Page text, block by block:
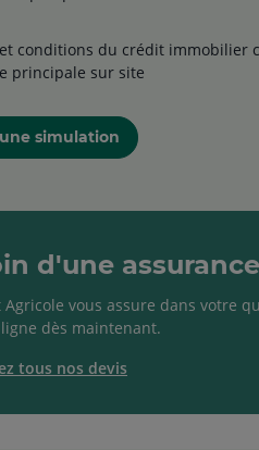
conditions du crédit immobilier
principale sur site
simulation
d'une
Agricole vous assure dans votre
dès maintenant.
tous nos devis